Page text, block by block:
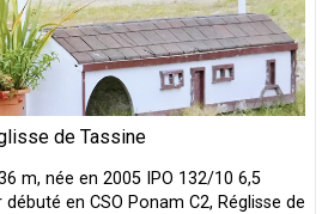
de Tassine
m, née en 2005 IPO 132/10 6,5
en CSO Ponam C2, Réglisse de